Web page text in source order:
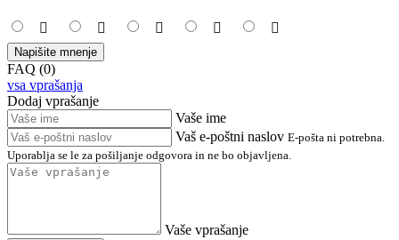
Napišite mnenje
FAQ (0)
vsa vprašanja
Dodaj vprašanje
Vaše ime
Vaš e-poštni naslov E-pošta ni potrebna.
Uporablja se le za pošiljanje odgovora in ne bo objavljena.
Vaše vprašanje